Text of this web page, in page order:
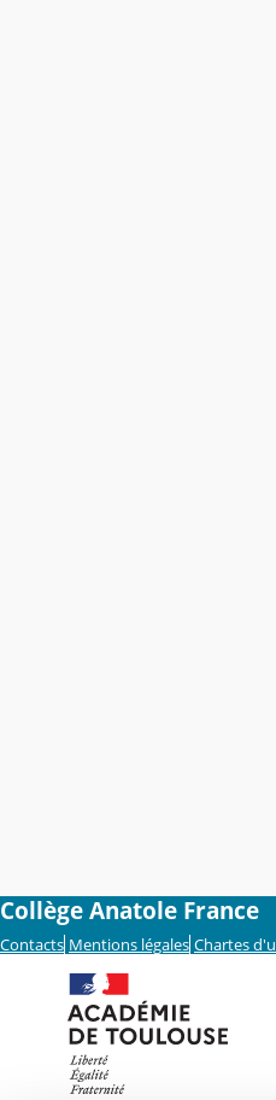
Collège Anatole France
Contacts Mentions légales Chartes